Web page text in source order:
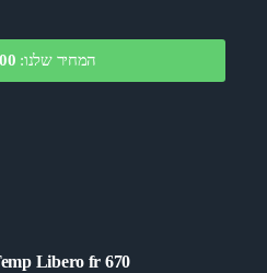
המחיר שלנו:
Libero fr 670